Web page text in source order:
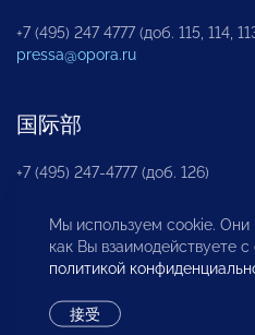
+7 (495) 247 4777 (доб. 115, 114,
pressa@opora.ru
国际部
+7 (495) 247-4777 (доб. 126)
商投权益保护部
Мы используем cookie. Они
как Вы взаимодействуете
политикой
接受